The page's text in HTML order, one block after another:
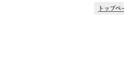
トップペ